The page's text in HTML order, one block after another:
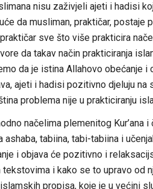
nisu zaživjeli ajeti i hadisi
da musliman, praktičar,
sve što više prakticira
da takav način prakticiranja
da je istina Allahovo obećanje i
ajeti i hadisi pozitivno djeluju na
problema nije u prakticiranju
načelima plemenitog Kur’ana
tabiina, tabi-tabiina i
i objava će pozitivno i
tekstovima i kako se to upravo od
propisa, koje je u većini